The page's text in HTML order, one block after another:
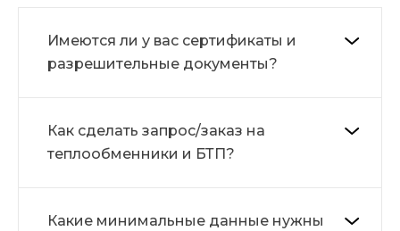
Имеются ли у вас сертификаты и
разрешительные документы?
Как сделать запрос/заказ на
теплообменники и БТП?
Какие минимальные данные нужны